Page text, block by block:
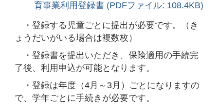
育事業利用登録書 (PDFファイル: 108.4KB)
・登録する児童ごとに提出が必要です。（き
ょうだいがいる場合は複数枚）
・登録書を提出いただき、保険適用の手続完
了後、利用申込が可能となります。
・登録は年度（4月～3月）ごとになりますの
で、学年ごとに手続きが必要です。